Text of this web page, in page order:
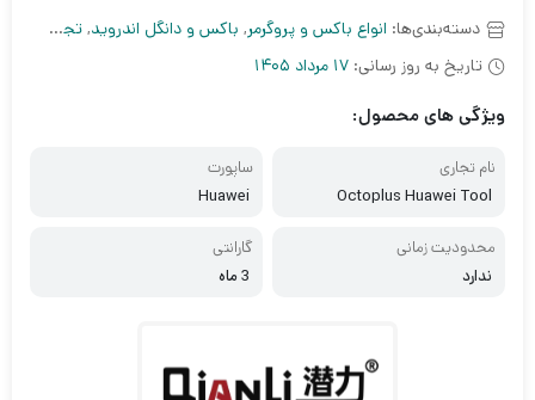
دسته‌بندی‌ها: انواع باکس و پروگرمر, باکس و دانگل اندروید, تجهیزات نرم افزاری
تاریخ به روز رسانی: 17 مرداد 1405
ویژگی های محصول:
نام تجاری
Octoplus Huawei Tool
ساپورت
Huawei
محدودیت زمانی
ندارد
گارانتی
3 ماه